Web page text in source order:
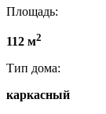
Площадь:
112 м2
Тип дома:
каркасный